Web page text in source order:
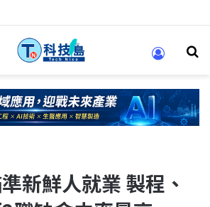
就到TECH+ 科技專區!
新鮮人就業 製程、